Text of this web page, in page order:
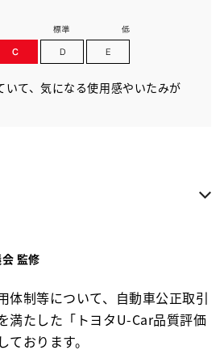
いて、気になる使用感やいたみが
監修
体制等について、自動車公正取引
満たした「トヨタU-Car品質評価
おります。